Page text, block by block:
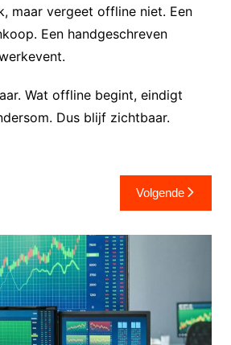
maar vergeet offline niet. Een
Een handgeschreven
Wat offline begint, eindigt
Dus blijf zichtbaar.
Volgende